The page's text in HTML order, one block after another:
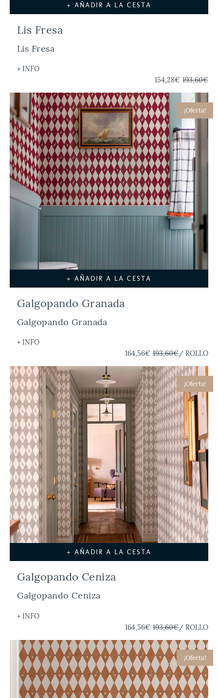
+ AÑADIR A LA CESTA
Lis Fresa
Lis Fresa
+ INFO
154,28€ 193,60€
¡Oferta!
+ AÑADIR A LA CESTA
Galgopando Granada
Galgopando Granada
+ INFO
164,56€ 193,60€/ ROLLO
¡Oferta!
+ AÑADIR A LA CESTA
Galgopando Ceniza
Galgopando Ceniza
+ INFO
164,56€ 193,60€/ ROLLO
¡Oferta!